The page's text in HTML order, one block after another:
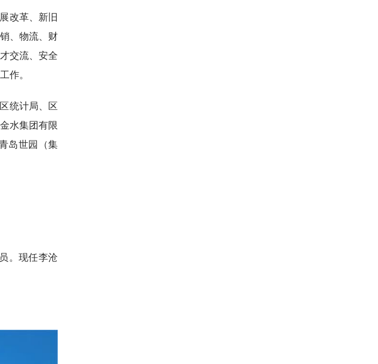
改革、新旧
、物流、财
交流、安全
作。
统计局、区
水集团有限
岛世园（集
。现任李沧